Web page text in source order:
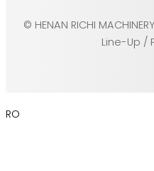
© HENAN RICHI
Line-Up /
RO